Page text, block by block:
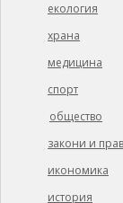
екология
храна
медицина
спорт
общество
закони и
икономика
история